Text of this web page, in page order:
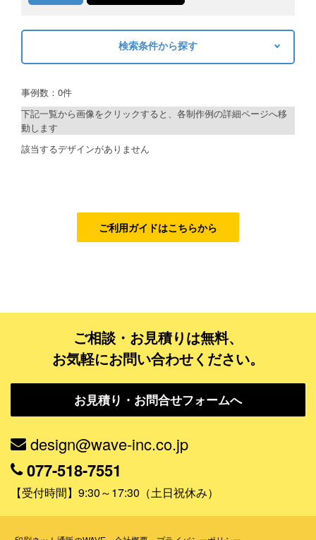
FAQ（よくあるご質問）
ご利用規約
お見積り・お問合せ
検索条件から探す
制作プランで探す
シルバーコース
ジャンルで探す
飲食店・カフェ
学校・塾・習い事
コンサート・ライブ・演劇
事例数：0件
下記一覧から画像をクリックすると、各制作例の詳細ページへ移
動します
該当するデザインがありません
ご利用ガイドはこちらから
ご相談・お見積りは無料、
お気軽にお問い合わせください。
お見積り・お問合せフォームへ
design@wave-inc.co.jp
077-518-7551
【受付時間】9:30～17:30（土日祝休み）